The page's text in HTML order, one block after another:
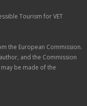
Tourism for VET
the European Commission.
and the Commission
be made of the